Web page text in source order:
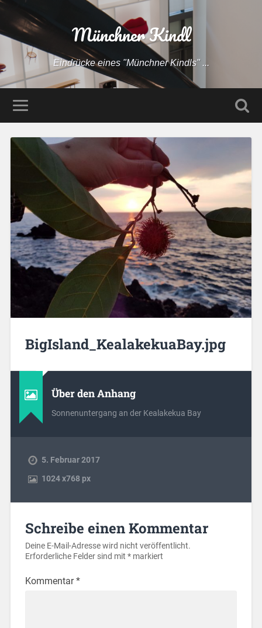
Münchner Kindl
Eindrücke eines "Münchner Kindls" ...
BigIsland_KealakekuaBay.jpg
Über den Anhang
Sonnenuntergang an der Kealakekua Bay
5. Februar 2017
1024x768 px
Schreibe einen Kommentar
Deine E-Mail-Adresse wird nicht veröffentlicht.
Erforderliche Felder sind mit *markiert
Kommentar*